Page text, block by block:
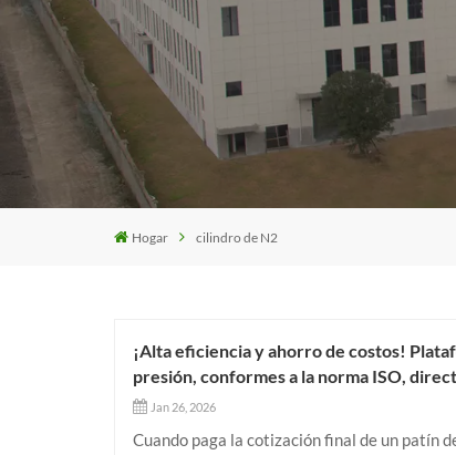
Hogar cilindro de N2
¡Alta eficiencia y ahorro de costos!
presión, conformes a la norma ISO,
Jan 26, 2026
Cuando paga la cotización final de un patín